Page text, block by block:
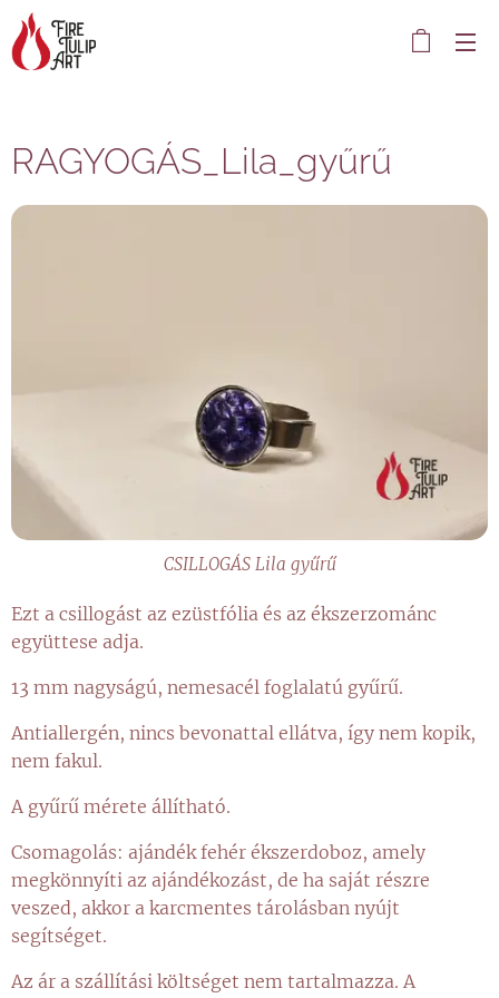
RAGYOGÁS_Lila_gyűrű
CSILLOGÁS Lila gyűrű
Ezt a csillogást az ezüstfólia és az ékszerzománc
együttese adja.
13 mm nagyságú, nemesacél foglalatú gyűrű.
Antiallergén, nincs bevonattal ellátva, így nem kopik,
nem fakul.
A gyűrű mérete állítható.
Csomagolás: ajándék fehér ékszerdoboz, amely
megkönnyíti az ajándékozást, de ha saját részre
veszed, akkor a karcmentes tárolásban nyújt
segítséget.
Az ár a szállítási költséget nem tartalmazza. A